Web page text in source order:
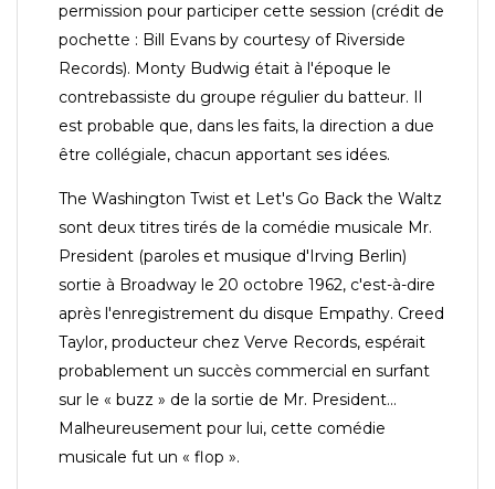
permission pour participer cette session (crédit de
pochette : Bill Evans by courtesy of Riverside
Records). Monty Budwig était à l'époque le
contrebassiste du groupe régulier du batteur. Il
est probable que, dans les faits, la direction a due
être collégiale, chacun apportant ses idées.
The Washington Twist et Let's Go Back the Waltz
sont deux titres tirés de la comédie musicale Mr.
President (paroles et musique d'Irving Berlin)
sortie à Broadway le 20 octobre 1962, c'est-à-dire
après l'enregistrement du disque Empathy. Creed
Taylor, producteur chez Verve Records, espérait
probablement un succès commercial en surfant
sur le « buzz » de la sortie de Mr. President...
Malheureusement pour lui, cette comédie
musicale fut un « flop ».